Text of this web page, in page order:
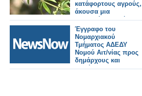
κατάφορτους αγρούς,
άκουσα μια
κολλιτσίδα να λέει,
απευθυνόμενη στους
ανθρώπους!
Έγγραφο του
Νομαρχιακού
Τμήματος ΑΔΕΔΥ
Νομού Αιτ/νίας προς
δημάρχους και
προέδρους